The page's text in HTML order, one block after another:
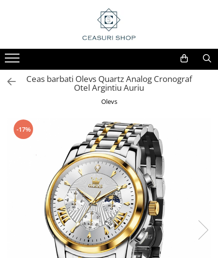
Ceas barbati Olevs Quartz Analog Cronograf
Otel Argintiu Auriu
Olevs
-17%